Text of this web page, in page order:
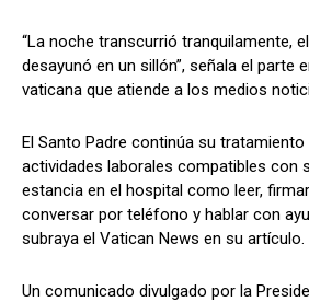
“La noche transcurrió tranquilamente,
desayunó en un sillón”, señala el parte
vaticana que atiende a los medios
El Santo Padre continúa su
actividades laborales compatibles con
estancia en el hospital como leer,
conversar por teléfono y hablar con
subraya el Vatican News en su artículo.
Un comunicado divulgado por la